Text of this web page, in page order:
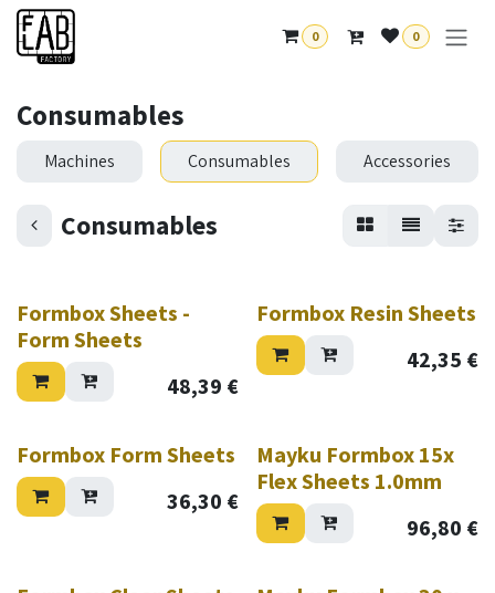
Overslaan naar inhoud
0 0
Consumables
Machines Consumables Accessories
Consumables
Formbox Sheets -
Form Sheets
48,39 €
Formbox Resin Sheets
42,35 €
Formbox Form Sheets
36,30 €
Mayku Formbox 15x
Flex Sheets 1.0mm
96,80 €